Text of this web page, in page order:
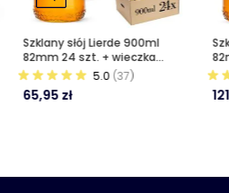
Szklany słój Lierde 900ml
82mm 24 szt. + wieczka
"Witraż z pszczołą"
5.0 (37)
65,95 zł